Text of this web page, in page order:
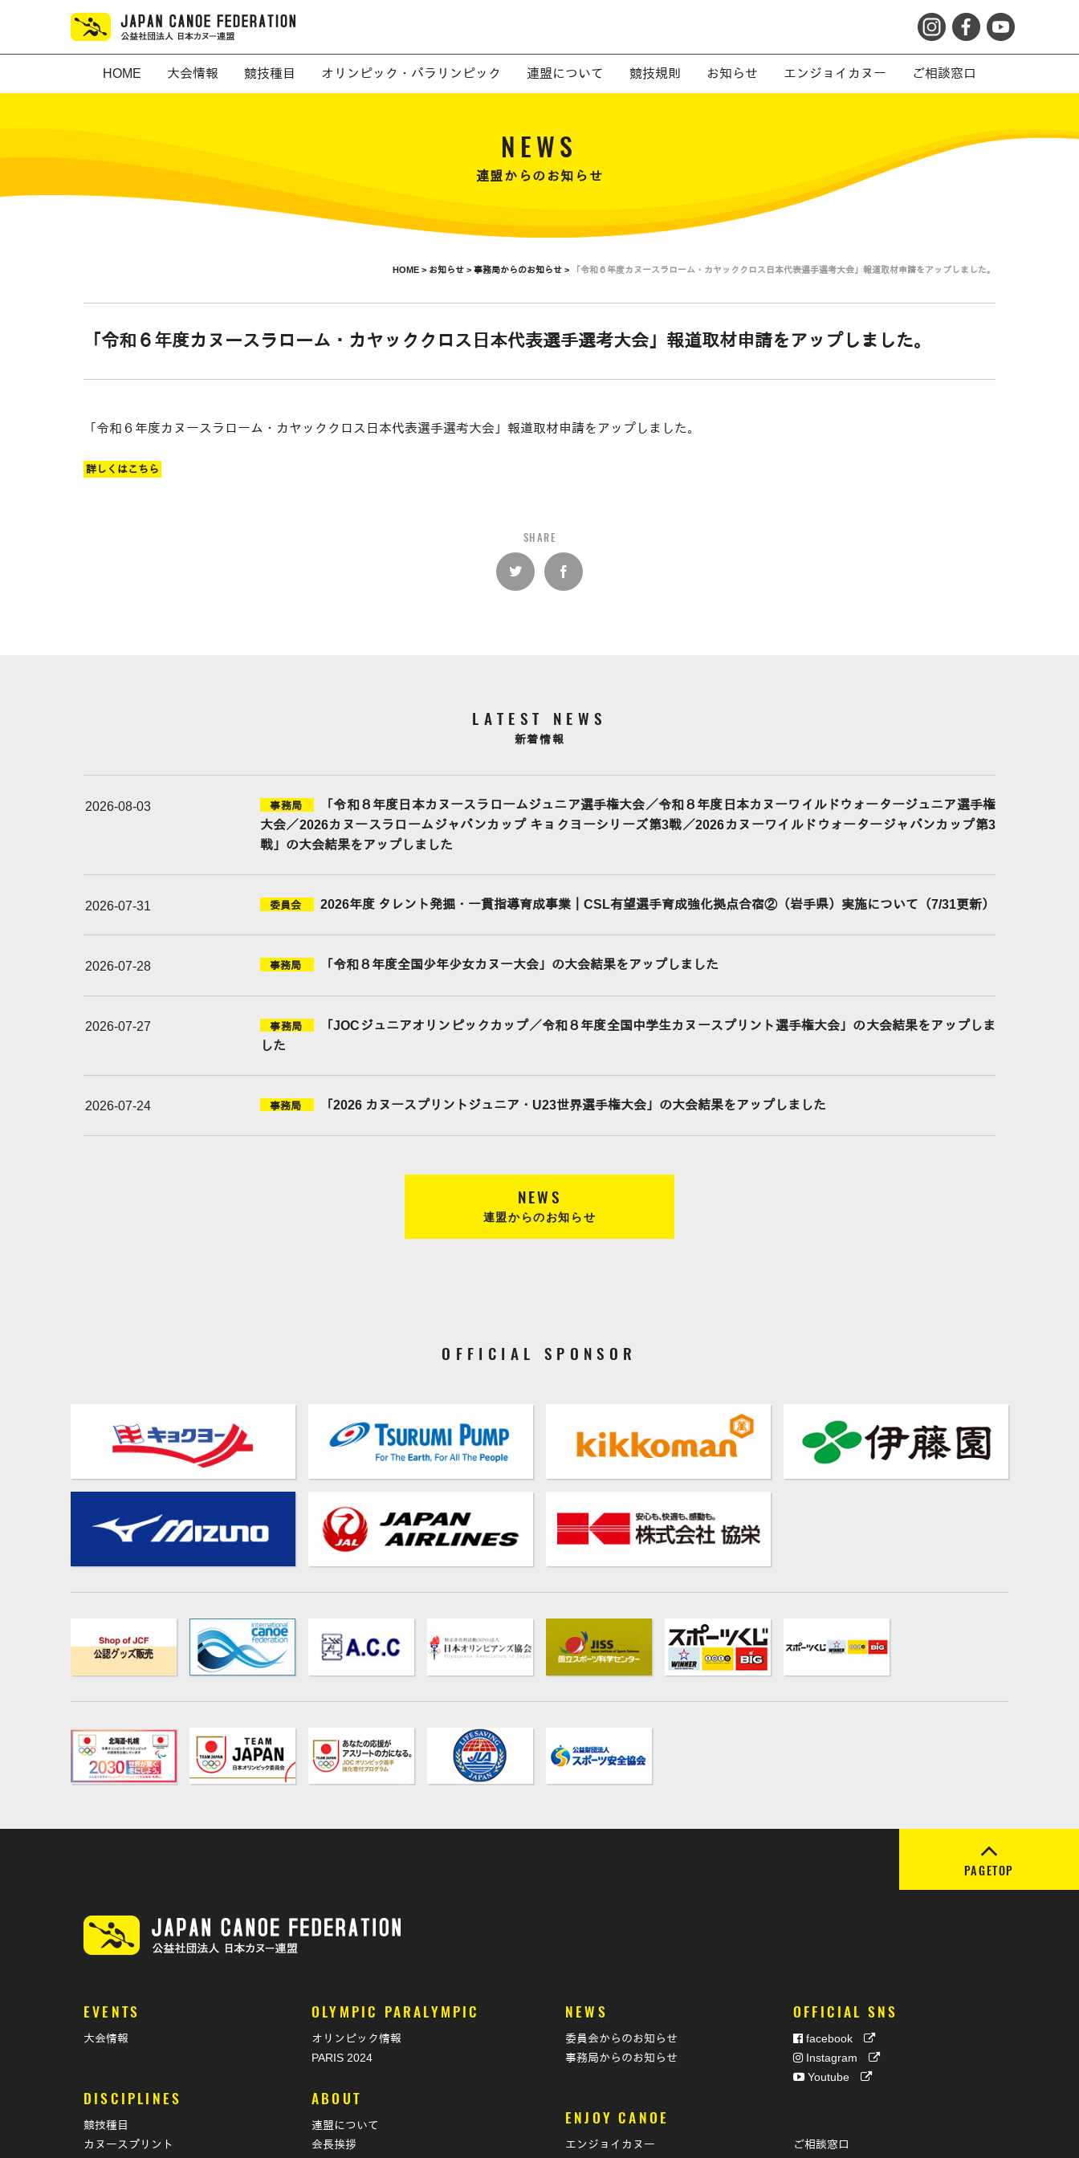
HOME 大会情報 競技種目 オリンピック・パラリンピック 連盟について 競技規則 お知らせ エンジョイカヌー ご相談窓口
NEWS
連盟からのお知らせ
HOME > お知らせ > 事務局からのお知らせ > 「令和６年度カヌースラローム・カヤッククロス日本代表選手選考大会」報道取材申請をアップしました。
「令和６年度カヌースラローム・カヤッククロス日本代表選手選考大会」報道取材申請をアップしました。
「令和６年度カヌースラローム・カヤッククロス日本代表選手選考大会」報道取材申請をアップしました。
詳しくはこちら
SHARE
LATEST NEWS
新着情報
2026-08-03 事務局
「令和８年度日本カヌースラロームジュニア選手権大会／令和８年度日本カヌーワイルドウォータージュニア選手権
大会／2026カヌースラロームジャパンカップ キョクヨーシリーズ第3戦／2026カヌーワイルドウォータージャパンカップ第3
戦」の大会結果をアップしました
2026-07-31 委員会 2026年度 タレント発掘・一貫指導育成事業｜CSL有望選手育成強化拠点合宿②（岩手県）実施について（7/31更新）
2026-07-28 事務局 「令和８年度全国少年少女カヌー大会」の大会結果をアップしました
2026-07-27 事務局
「JOCジュニアオリンピックカップ／令和８年度全国中学生カヌースプリント選手権大会」の大会結果をアップしま
した
2026-07-24 事務局 「2026 カヌースプリントジュニア・U23世界選手権大会」の大会結果をアップしました
NEWS
連盟からのお知らせ
OFFICIAL SPONSOR
PAGETOP
EVENTS OLYMPIC PARALYMPIC
大会情報
オリンピック情報
PARIS 2024
DISCIPLINES ABOUT
競技種目
連盟について
カヌースプリント
会長挨拶
NEWS OFFICIAL SNS
委員会からのお知らせ
facebook
事務局からのお知らせ
Instagram
Youtube
ENJOY CANOE
エンジョイカヌー
ご相談窓口